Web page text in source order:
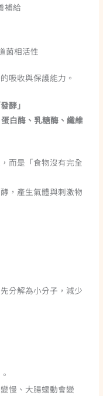
補給
菌相活性
吸收與保護能力。
酵」
白酶、乳糖酶、纖維
而是「食物沒有完全
，產生氣體與刺激物
分解為小分子，減少
慢、大腸蠕動會變